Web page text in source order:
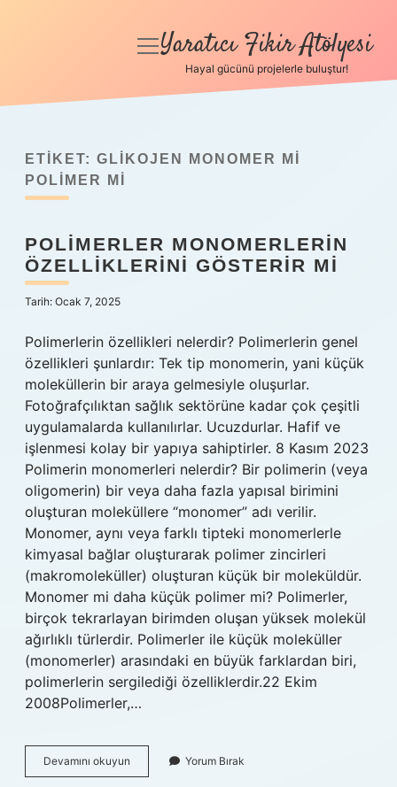
Anasayfa
Yasal Uyarı
menüyü
Yaratıcı Fikir Atölyesi
Hayal gücünü projelerle buluştur!
ETIKET: GLIKOJEN MONOMER MI
POLIMER MI
POLIMERLER MONOMERLERIN
ÖZELLIKLERINI GÖSTERIR MI
Tarih: Ocak 7, 2025
Polimerlerin özellikleri nelerdir? Polimerlerin genel
özellikleri şunlardır: Tek tip monomerin, yani küçük
moleküllerin bir araya gelmesiyle oluşurlar.
Fotoğrafçılıktan sağlık sektörüne kadar çok çeşitli
uygulamalarda kullanılırlar. Ucuzdurlar. Hafif ve
işlenmesi kolay bir yapıya sahiptirler. 8 Kasım 2023
Polimerin monomerleri nelerdir? Bir polimerin (veya
oligomerin) bir veya daha fazla yapısal birimini
oluşturan moleküllere “monomer” adı verilir.
Monomer, aynı veya farklı tipteki monomerlerle
kimyasal bağlar oluşturarak polimer zincirleri
(makromoleküller) oluşturan küçük bir moleküldür.
Monomer mi daha küçük polimer mi? Polimerler,
birçok tekrarlayan birimden oluşan yüksek molekül
ağırlıklı türlerdir. Polimerler ile küçük moleküller
(monomerler) arasındaki en büyük farklardan biri,
polimerlerin sergilediği özelliklerdir.22 Ekim
2008Polimerler,…
Devamını okuyun Polimerler
Monomerlerin
Yorum Bırak